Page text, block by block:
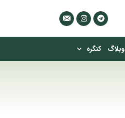
وبلاگ کنگره